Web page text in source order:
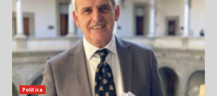
Politica